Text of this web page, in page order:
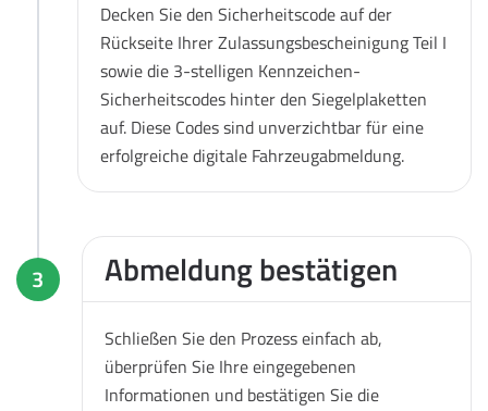
Decken Sie den Sicherheitscode auf der
Rückseite Ihrer Zulassungsbescheinigung Teil I
sowie die 3-stelligen Kennzeichen-
Sicherheitscodes hinter den Siegelplaketten
auf. Diese Codes sind unverzichtbar für eine
erfolgreiche digitale Fahrzeugabmeldung.
3 Abmeldung bestätigen
Schließen Sie den Prozess einfach ab,
überprüfen Sie Ihre eingegebenen
Informationen und bestätigen Sie die